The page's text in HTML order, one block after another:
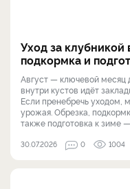
Уход за клубникой
подкормка и
Август — ключевой месяц
внутри кустов идёт
Если пренебречь уходом,
урожая. Обрезка,
также подготовка к зиме —
30.07.2026 0 1004